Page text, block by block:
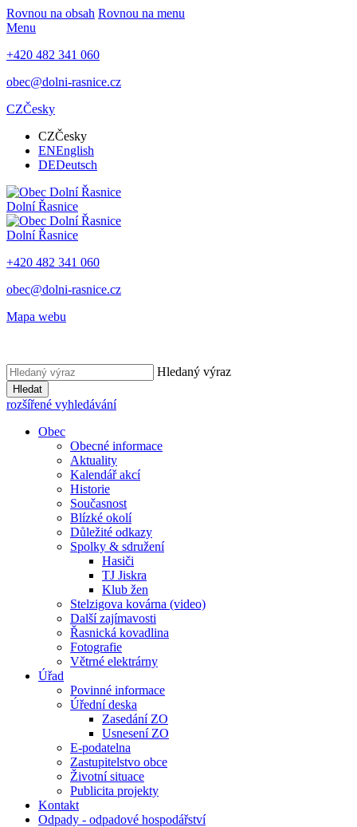
Rovnou na obsah Rovnou na menu
Menu
+420 482 341 060
obec@dolni-rasnice.cz
CZČesky
CZČesky
ENEnglish
DEDeutsch
Dolní Řasnice
Dolní Řasnice
+420 482 341 060
obec@dolni-rasnice.cz
Mapa webu
Hledaný výraz
Hledat
rozšířené vyhledávání
Obec
Obecné informace
Aktuality
Kalendář akcí
Historie
Současnost
Blízké okolí
Důležité odkazy
Spolky & sdružení
Hasiči
TJ Jiskra
Klub žen
Stelzigova kovárna (video)
Další zajímavosti
Řasnická kovadlina
Fotografie
Větrné elektrárny
Úřad
Povinné informace
Úřední deska
Zasedání ZO
Usnesení ZO
E-podatelna
Zastupitelstvo obce
Životní situace
Publicita projekty
Kontakt
Odpady - odpadové hospodářství